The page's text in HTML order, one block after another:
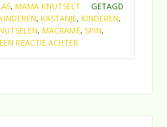
, MAMA KNUTSELT
GETAGD
, KASTANJE, KINDEREN,
, MACRAMÉ, SPIN,
REACTIE ACHTER